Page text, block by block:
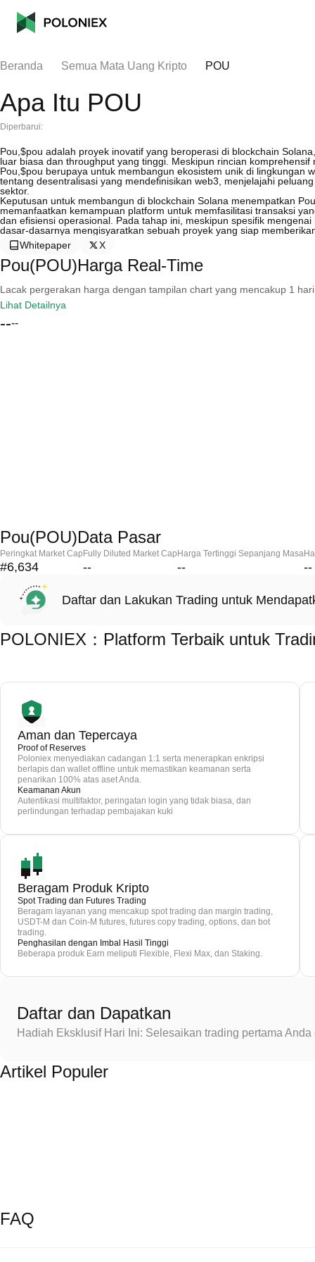
Beranda Semua Mata Uang Kripto POU
Apa Itu POU
Diperbarui:
Pou,$pou adalah proyek inovatif yang beroperasi di blockchain
luar biasa dan throughput yang tinggi. Meskipun rincian
Pou,$pou berupaya untuk membangun ekosistem unik di lingkungan
tentang desentralisasi yang mendefinisikan web3, menjelajahi
sektor.
Keputusan untuk membangun di blockchain Solana menempatkan
memanfaatkan kemampuan platform untuk memfasilitasi transaksi
dan efisiensi operasional. Pada tahap ini, meskipun spesifik
dasar-dasarnya mengisyaratkan sebuah proyek yang siap
Whitepaper
X
Pou(POU)Harga Real-Time
Lacak pergerakan harga dengan tampilan chart yang mencakup 1
Lihat Detailnya
----
Pou(POU)Data Pasar
Peringkat Market Cap
#6,634
Fully Diluted Market Cap
--
Harga Tertinggi Sepanjang Masa
-- --
Daftar dan Lakukan Trading untuk
POLONIEX：Platform Terbaik untuk
Aman dan Tepercaya
Proof of Reserves
Poloniex menyediakan cadangan 1:1 serta menerapkan enkripsi
berlapis dan wallet offline untuk memastikan keamanan serta
penarikan 100% atas aset Anda.
Keamanan Akun
Autentikasi multifaktor, peringatan login yang tidak biasa, dan
perlindungan terhadap pembajakan kuki
Beragam Produk Kripto
Spot Trading dan Futures Trading
Beragam layanan yang mencakup spot trading dan margin trading,
USDT-M dan Coin-M futures, futures copy trading, options, dan bot
trading.
Penghasilan dengan Imbal Hasil Tinggi
Beberapa produk Earn meliputi Flexible, Flexi Max, dan Staking.
Daftar dan Dapatkan
Hadiah Eksklusif Hari Ini: Selesaikan trading pertama
Artikel Populer
FAQ